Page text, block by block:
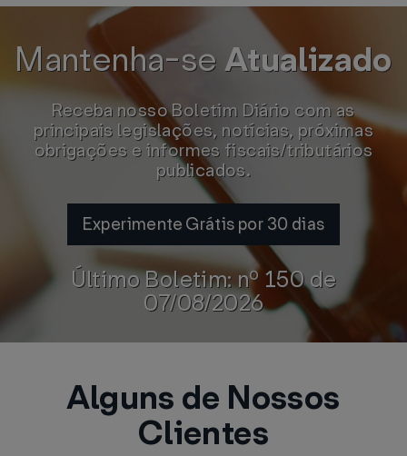
Mantenha-seAtualizado
Receba nosso Boletim Diário com as
principais legislações, notícias, próximas
obrigações e informes fiscais/tributários
publicados.
Experimente Grátis por 30 dias
Último Boletim: nº 150 de
07/08/2026
Alguns de Nossos
Clientes